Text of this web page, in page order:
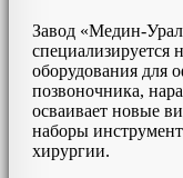
Завод «Медин-
специализируется
оборудования для
позвоночника,
осваивает новые
наборы
хирургии.